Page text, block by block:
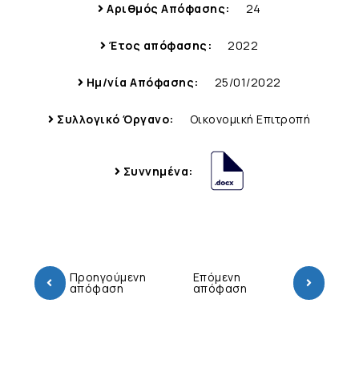
Αριθμός Απόφασης: 24
Έτος απόφασης: 2022
Ημ/νία Απόφασης: 25/01/2022
Συλλογικό Όργανο: Οικονομική Επιτροπή
Συννημένα:
Προηγούμενη
απόφαση
Επόμενη
απόφαση